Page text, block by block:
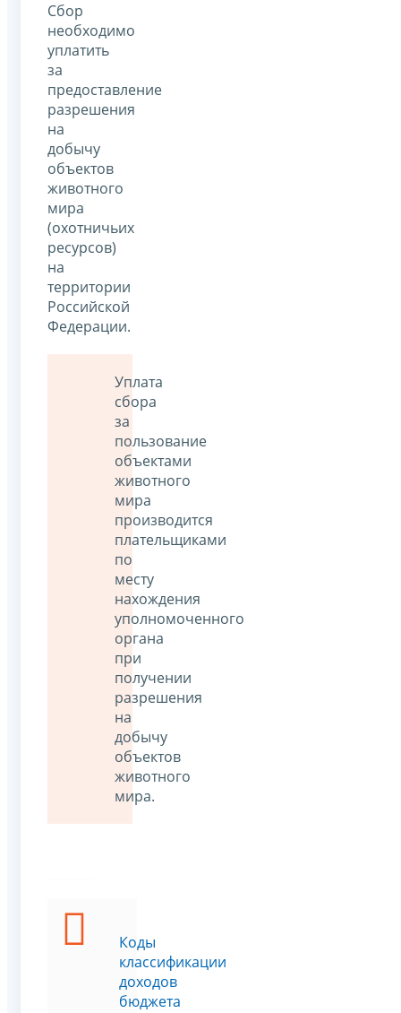
Сбор
необходимо
уплатить
за
предоставление
разрешения
на
добычу
объектов
животного
мира
(охотничьих
ресурсов)
на
территории
Российской
Федерации.
Уплата
сбора
за
пользование
объектами
животного
мира
производится
плательщиками
по
месту
нахождения
уполномоченного
органа
при
получении
разрешения
на
добычу
объектов
животного
мира.
Коды
классификации
доходов
бюджета